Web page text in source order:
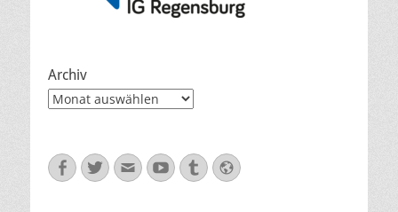
Archiv
Archiv
Facebook
Twitter
E-
Mail
YouTube
TumblrWebsite